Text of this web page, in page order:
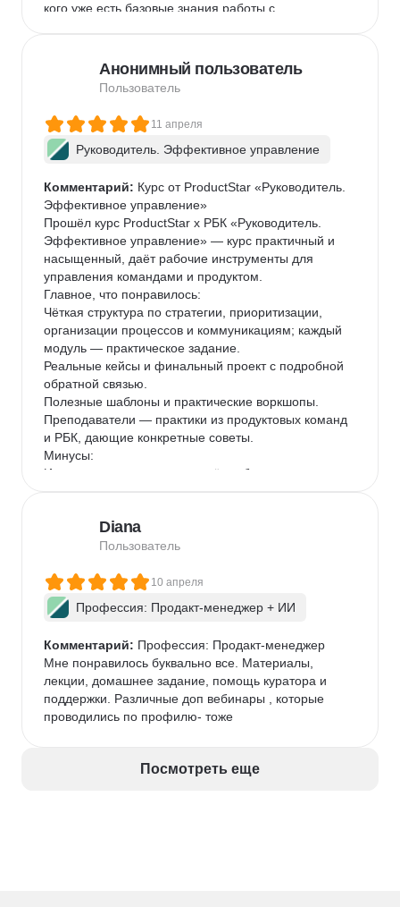
кого уже есть базовые знания работы с
Анонимный пользователь
Пользователь
11 апреля
Руководитель. Эффективное управление
Комментарий: Курс от ProductStar «Руководитель.
Эффективное управление»
Прошёл курс ProductStar х РБК «Руководитель.
Эффективное управление» — курс практичный и
насыщенный, даёт рабочие инструменты для
управления командами и продуктом.
Главное, что понравилось:
Чёткая структура по стратегии, приоритизации,
организации процессов и коммуникациям; каждый
модуль — практическое задание.
Реальные кейсы и финальный проект с подробной
обратной связью.
Полезные шаблоны и практические воркшопы.
Преподаватели — практики из продуктовых команд
и РБК, дающие конкретные советы.
Минусы:
Интенсивность: материал даётся быстро; тем, кто
на проработку домашних заданий.
Хотелось бы больше времени на индивидуальное
Для кого курс:
Подойдёт руководителям продуктовых и кросс-
функциональных команд, менеджерам среднего
постановке целей и улучшить процессы.
Полезен тем, кто уже имеет минимум практики в
продукте и хочет получить рабочие шаблоны и
инструменты для масштабирования команды.
Diana
Пользователь
10 апреля
Профессия: Продакт-менеджер + ИИ
Комментарий: Профессия: Продакт-менеджер
Мне понравилось буквально все. Материалы,
лекции, домашнее задание, помощь куратора и
поддержки. Различные доп вебинары , которые
проводились по профилю- тоже
Посмотреть еще